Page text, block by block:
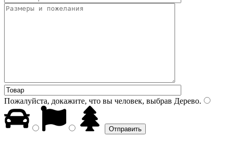
Пожалуйста, докажите, что вы человек, выбрав Дерево.